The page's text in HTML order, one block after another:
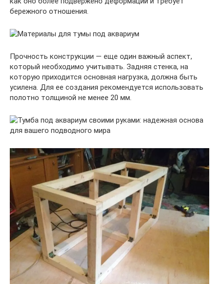
бережного отношения.
Прочность конструкции — еще один важный аспект,
который необходимо учитывать. Задняя стенка, на
которую приходится основная нагрузка, должна быть
усилена. Для ее создания рекомендуется использовать
полотно толщиной не менее 20 мм.